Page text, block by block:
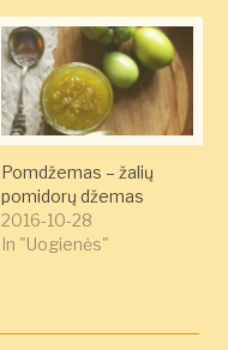
Pomdžemas – žalių
pomidorų džemas
2016-10-28
In "Uogienės"